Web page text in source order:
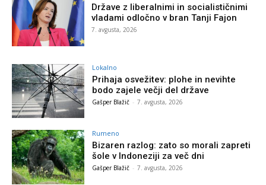
Države z liberalnimi in socialističnimi
vladami odločno v bran Tanji Fajon
7. avgusta, 2026
Lokalno
Prihaja osvežitev: plohe in nevihte
bodo zajele večji del države
Gašper Blažič - 7. avgusta, 2026
Rumeno
Bizaren razlog: zato so morali zapreti
šole v Indoneziji za več dni
Gašper Blažič - 7. avgusta, 2026